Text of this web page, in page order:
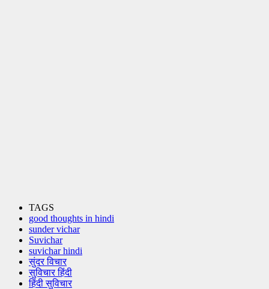
TAGS
good thoughts in hindi
sunder vichar
Suvichar
suvichar hindi
सुंदर विचार
सुविचार हिंदी
हिंदी सुविचार